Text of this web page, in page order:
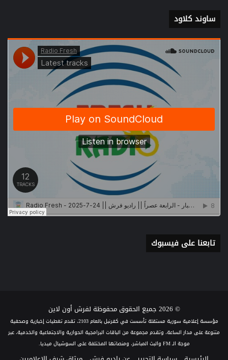
ساوند كلاود
تابعنا على فيسبوك
© 2026 جميع الحقوق محفوظة لفرش أون لاين
مؤسسة إعلامية سورية مستقلة تأسست في كفرنبل بالعام 2103، تقدم تغطيات إخبارية وصحفية
متنوعة على مدار الساعة، وتقدم مجموعة من الباقات البرامجية الحوارية والاجتماعية والخدمية، عبر
موجة الـ FM والبث المباشر، ومنصاتها المختلفة على السوشيال ميديا.